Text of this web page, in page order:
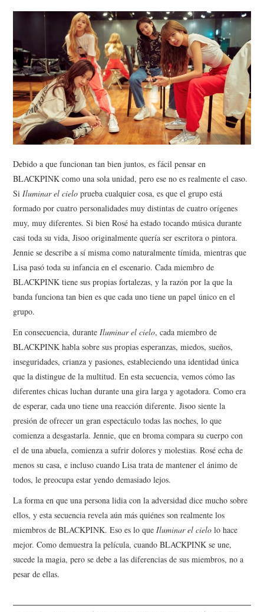
SPORTS
TECHNOLOGY
Debido a que funcionan tan bien juntos, es fácil pensar en
BLACKPINK como una sola unidad, pero ese no es realmente el caso.
SiIluminar el cielo prueba cualquier cosa, es que el grupo está
formado por cuatro personalidades muy distintas de cuatro orígenes
muy, muy diferentes. Si bien Rosé ha estado tocando música durante
casi toda su vida, Jisoo originalmente quería ser escritora o pintora.
Jennie se describe a sí misma como naturalmente tímida, mientras que
Lisa pasó toda su infancia en el escenario. Cada miembro de
BLACKPINK tiene sus propias fortalezas, y la razón por la que la
banda funciona tan bien es que cada uno tiene un papel único en el
grupo.
En consecuencia, duranteIluminar el cielo, cada miembro de
BLACKPINK habla sobre sus propias esperanzas, miedos, sueños,
inseguridades, crianza y pasiones, estableciendo una identidad única
que la distingue de la multitud. En esta secuencia, vemos cómo las
diferentes chicas luchan durante una gira larga y agotadora. Como era
de esperar, cada uno tiene una reacción diferente. Jisoo siente la
presión de ofrecer un gran espectáculo todas las noches, lo que
comienza a desgastarla. Jennie, que en broma compara su cuerpo con
el de una abuela, comienza a sufrir dolores y molestias. Rosé echa de
menos su casa, e incluso cuando Lisa trata de mantener el ánimo de
todos, le preocupa estar yendo demasiado lejos.
La forma en que una persona lidia con la adversidad dice mucho sobre
ellos, y esta secuencia revela aún más quiénes son realmente los
miembros de BLACKPINK. Eso es lo queIluminar el cielo lo hace
mejor. Como demuestra la película, cuando BLACKPINK se une,
sucede la magia, pero se debe a las diferencias de sus miembros, no a
pesar de ellas.